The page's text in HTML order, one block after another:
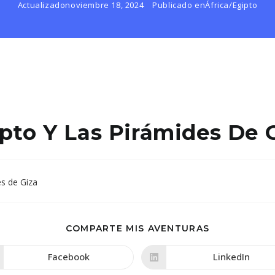
Actualizadonoviembre 18, 2024 Publicado enÁfrica/Egipto
Y Las Pirámides De
COMPARTE MIS AVENTURAS
CONTENIDO
Se
Facebook Se
LinkedIn